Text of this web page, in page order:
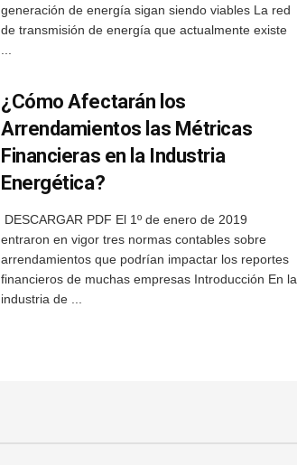
generación de energía sigan siendo viables La red
de transmisión de energía que actualmente existe
¿Cómo Afectarán los
Arrendamientos las Métricas
Financieras en la Industria
Energética?
DESCARGAR PDF El 1º de enero de 2019
entraron en vigor tres normas contables sobre
arrendamientos que podrían impactar los reportes
financieros de muchas empresas Introducción En la
industria de ...